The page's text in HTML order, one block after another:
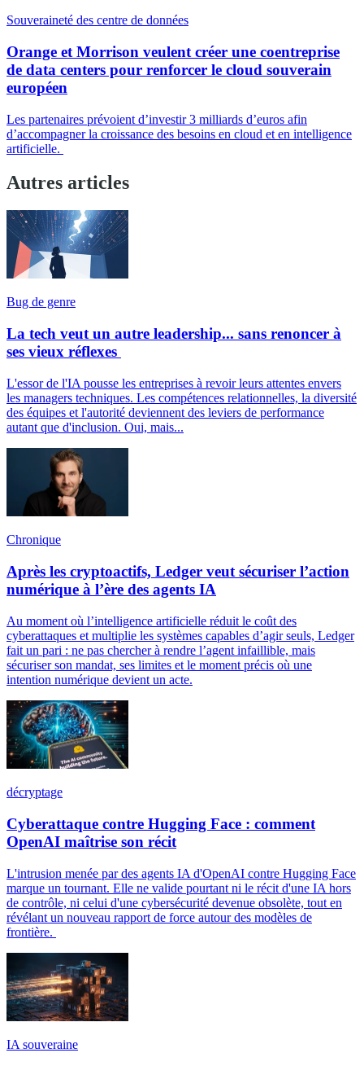
Souveraineté des centre de données
Orange et Morrison veulent créer une coentreprise
de data centers pour renforcer le cloud souverain
européen
Les partenaires prévoient d’investir 3 milliards d’euros afin
d’accompagner la croissance des besoins en cloud et en intelligence
artificielle.
Autres articles
Bug de genre
La tech veut un autre leadership... sans renoncer à
ses vieux réflexes
L'essor de l'IA pousse les entreprises à revoir leurs attentes envers
les managers techniques. Les compétences relationnelles, la diversité
des équipes et l'autorité deviennent des leviers de performance
autant que d'inclusion. Oui, mais...
Chronique
Après les cryptoactifs, Ledger veut sécuriser l’action
numérique à l’ère des agents IA
Au moment où l’intelligence artificielle réduit le coût des
cyberattaques et multiplie les systèmes capables d’agir seuls, Ledger
fait un pari : ne pas chercher à rendre l’agent infaillible, mais
sécuriser son mandat, ses limites et le moment précis où une
intention numérique devient un acte.
décryptage
Cyberattaque contre Hugging Face : comment
OpenAI maîtrise son récit
L'intrusion menée par des agents IA d'OpenAI contre Hugging Face
marque un tournant. Elle ne valide pourtant ni le récit d'une IA hors
de contrôle, ni celui d'une cybersécurité devenue obsolète, tout en
révélant un nouveau rapport de force autour des modèles de
frontière.
IA souveraine